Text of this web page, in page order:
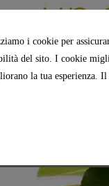
i cookie per
del sito. I cookie
la tua esperienza.